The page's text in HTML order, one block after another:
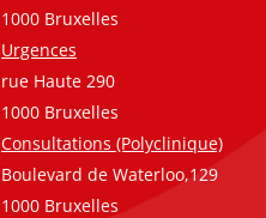
1000 Bruxelles
Urgences
rue Haute 290
1000 Bruxelles
Consultations (Polyclinique)
Boulevard de Waterloo,129
1000 Bruxelles